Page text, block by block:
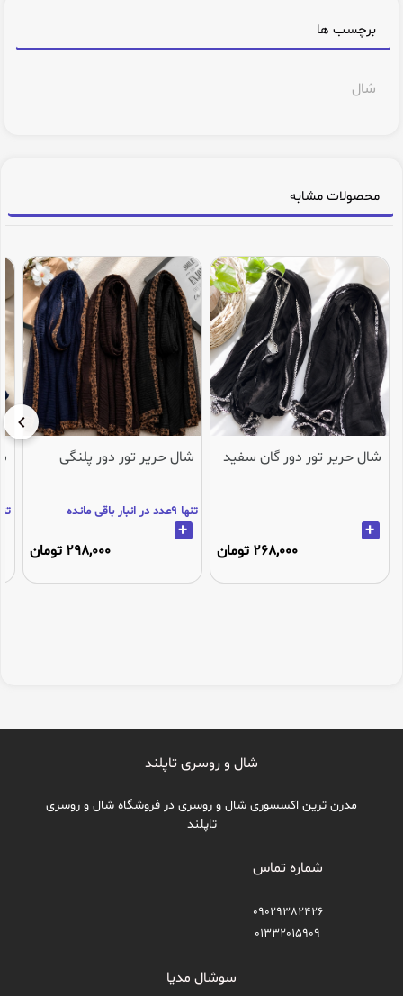
برچسب ها
شال
محصولات مشابه
شال حریر تور دور گان سفید
+
268,000 تومان
شال حریر تور دور پلنگی
تنها 9عدد در انبار باقی مانده
+
298,000 تومان
تنها 3عدد
شال و روسری تاپلند
مدرن ترین اکسسوری شال و روسری در فروشگاه شال و روسری
تاپلند
شماره تماس
09029382426
01332015909
سوشال مدیا